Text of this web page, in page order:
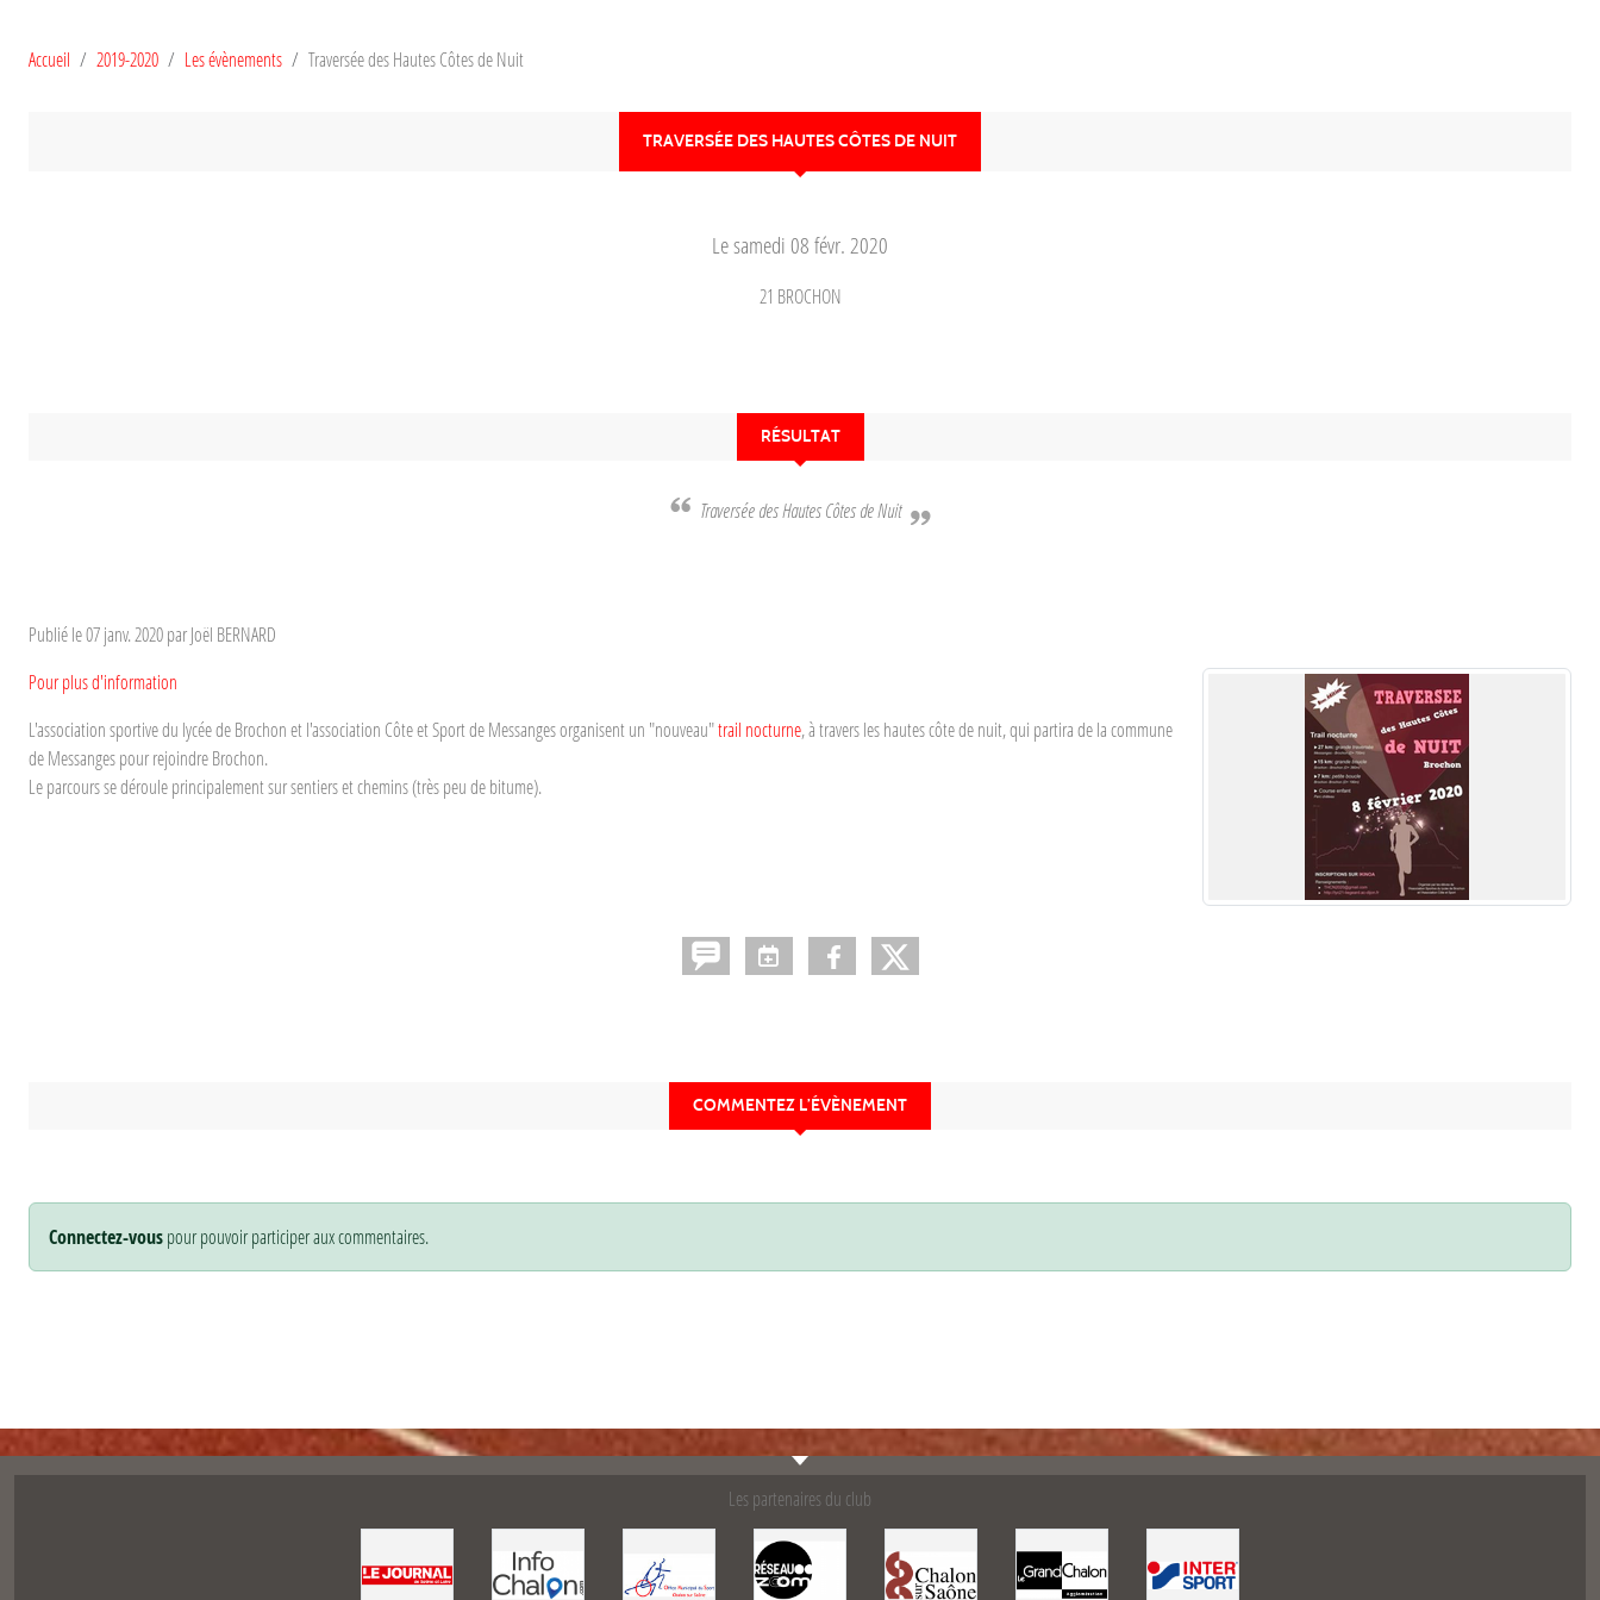
Accueil 2019-2020 Les évènements Traversée des Hautes Côtes de Nuit
TRAVERSÉE DES HAUTES CÔTES DE NUIT
Lesamedi 08 févr. 2020
21 BROCHON
RÉSULTAT
Traversée des Hautes Côtes de Nuit
Publié le07 janv. 2020par Joël BERNARD
Pour plus d'information
L'association sportive du lycée de Brochon et l'association Côte et Sport de Messanges organisent un "nouveau"trail nocturne, à travers les hautes côte de nuit, qui partira de la commune
de Messanges pour rejoindre Brochon.
Le parcours se déroule principalement sur sentiers et chemins (très peu de bitume).
COMMENTEZ L’ÉVÈNEMENT
Connectez-vouspour pouvoir participer aux commentaires.
Les partenaires du club